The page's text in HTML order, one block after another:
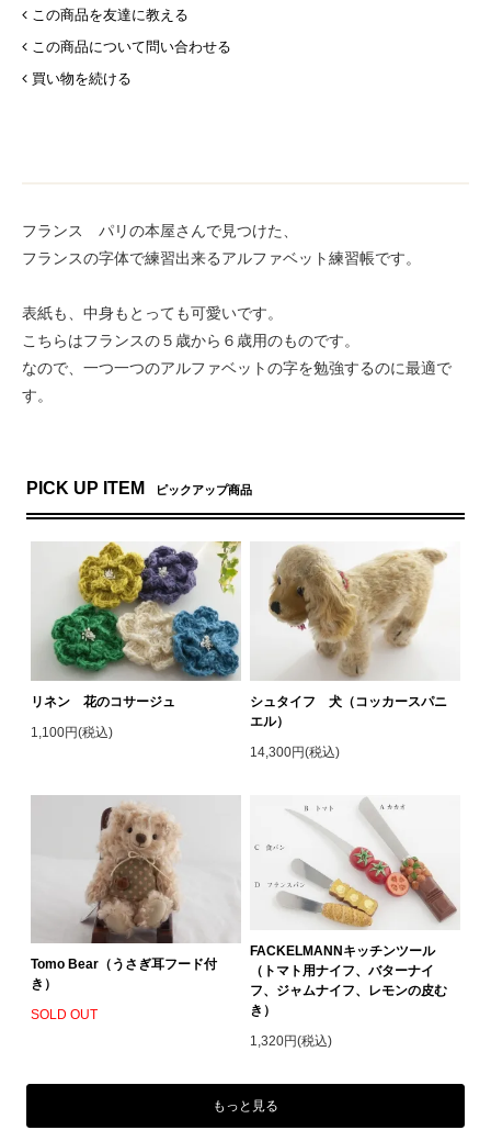
この商品を友達に教える
この商品について問い合わせる
買い物を続ける
フランス パリの本屋さんで見つけた、
フランスの字体で練習出来るアルファベット練習帳です。
表紙も、中身もとっても可愛いです。
こちらはフランスの５歳から６歳用のものです。
なので、一つ一つのアルファベットの字を勉強するのに最適で
す。
PICK UP ITEM ピックアップ商品
リネン 花のコサージュ
1,100円(税込)
シュタイフ 犬（コッカースパニ
エル）
14,300円(税込)
Tomo Bear（うさぎ耳フード付
き）
SOLD OUT
FACKELMANNキッチンツール
（トマト用ナイフ、バターナイ
フ、ジャムナイフ、レモンの皮む
き）
1,320円(税込)
もっと見る